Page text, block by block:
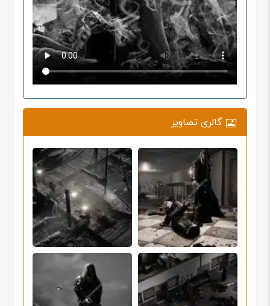
گالری تصاویر